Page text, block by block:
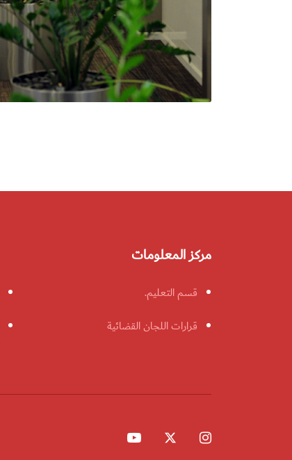
مركز المعلومات
قسم التعليم.
قرارات اللجان القضائية